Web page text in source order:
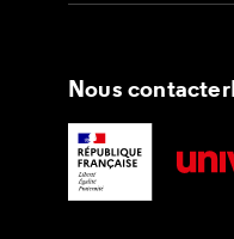
Nous contacter